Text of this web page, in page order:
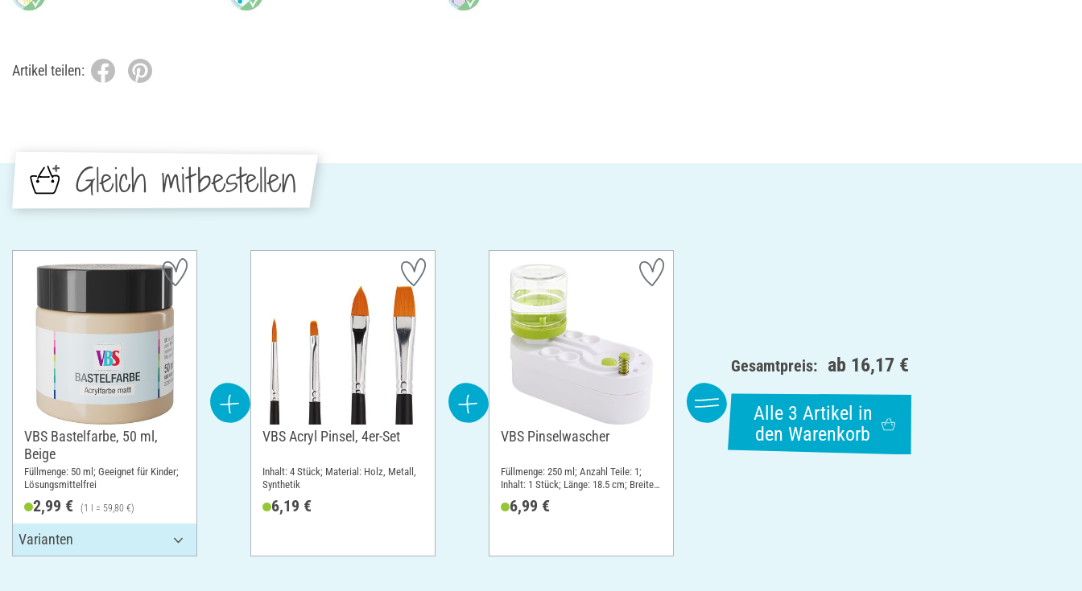
Artikel teilen:
Gleich mitbestellen
VBS Bastelfarbe, 50 ml,
Beige
Füllmenge: 50 ml; Geeignet für Kinder;
Lösungsmittelfrei
2,99 € (1 l = 59,80 €)
VBS Acryl Pinsel, 4er-Set
Inhalt: 4 Stück; Material: Holz, Metall,
Synthetik
6,19 €
VBS Pinselwascher
Füllmenge: 250 ml; Anzahl Teile: 1;
Inhalt: 1 Stück; Länge: 18.5 cm; Breite:
Kunststoff
6,99 €
Gesamtpreis: ab 16,17 €
Alle 3 Artikel in
den Warenkorb